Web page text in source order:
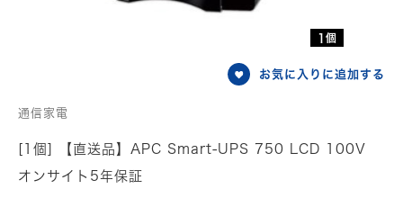
1個
お気に入りに追加する
通信家電
[1個] 【直送品】APC Smart-UPS 750 LCD 100V
オンサイト5年保証